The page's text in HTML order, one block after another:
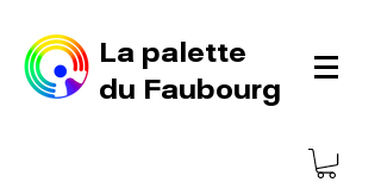
La palette
du Faubourg